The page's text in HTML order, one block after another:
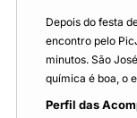
Depois do festa
encontro pelo
minutos. São
química é boa, o
Perfil das